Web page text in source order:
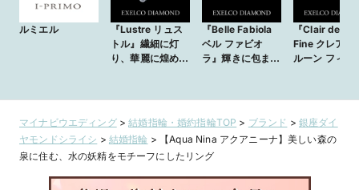
ルミエル
『Lustre リュス
トル』繊細に灯
り、華麗に煌め
『Belle Fabiola
ベル ファビオ
ラ』輝きに包ま
『Clair de
Fine クレア ド
ルーン フィー
マイナビウエディング>結婚指輪・婚約指輪TOP > ブランド > 銀座ダイ
ヤモンドシライシ > 結婚指輪 >
【Aqua Nina アクアニーナ】美しい森の
泉に住む、水の妖精をモチーフにしたリング